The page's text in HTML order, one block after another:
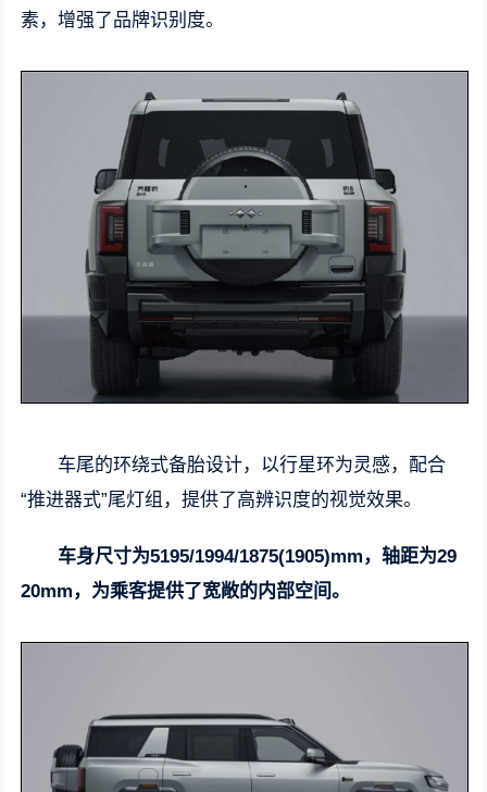
素，增强了品牌识别度。
车尾的环绕式备胎设计，以行星环为灵感，配合
“推进器式”尾灯组，提供了高辨识度的视觉效果。
车身尺寸为5195/1994/1875(1905)mm，轴距为29
20mm，为乘客提供了宽敞的内部空间。